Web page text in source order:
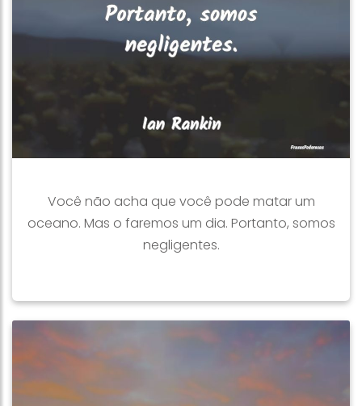
Você não acha que você pode matar um
oceano. Mas o faremos um dia. Portanto, somos
negligentes.